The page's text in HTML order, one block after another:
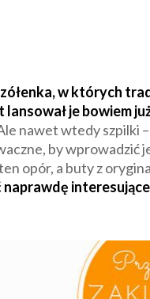
w których
je bowiem
nawet wtedy szpilki
by wprowadzić
opór, a buty z
naprawdę